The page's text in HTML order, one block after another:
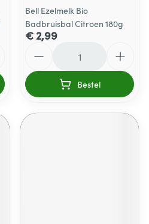
Bell Ezelmelk Bio
Badbruisbal Citroen 180g
€ 2,99
Bestel